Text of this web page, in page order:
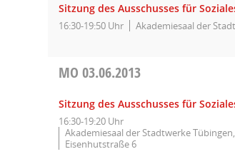
Sitzung des Ausschusses für
16:30-19:50 Uhr Akademiesaal der
MO03.06.2013
Sitzung des Ausschusses für
16:30-19:20 Uhr
Akademiesaal der Stadtwerke
Eisenhutstraße 6